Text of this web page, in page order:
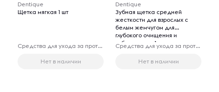
Dentique
Щетка мягкая 1 шт
Средства для ухода за протезами
Нет в наличии
Dentique
Зубная щетка средней
жесткости для взрослых с
белым жемчугом для
глубокого очищения и
отбеливания, 1 шт
Средства для ухода за протезами
Нет в наличии